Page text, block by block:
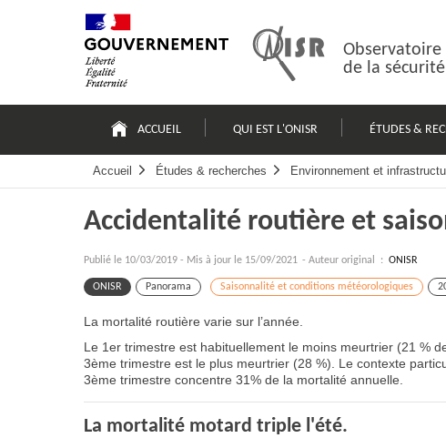
de la
principale
ACCUEIL QUI EST L'ONISR ÉTUDES &
Accueil Études & recherches Environnement et
Accidentalité routière et
Publié le 10/03/2019 - Mis à jour le 15/09/2021 - Auteur original : ONISR
ONISR Panorama Saisonnalité et conditions météorologiques
La mortalité routière varie sur l’année.
Le 1er trimestre est habituellement le moins meurtrier (21 %
3ème trimestre est le plus meurtrier (28 %). Le contexte
3ème trimestre concentre 31% de la mortalité annuelle.
La mortalité motard triple l'été.